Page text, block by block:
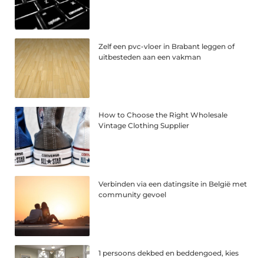
Zelf een pvc-vloer in Brabant leggen of
uitbesteden aan een vakman
How to Choose the Right Wholesale
Vintage Clothing Supplier
Verbinden via een datingsite in België met
community gevoel
1 persoons dekbed en beddengoed, kies